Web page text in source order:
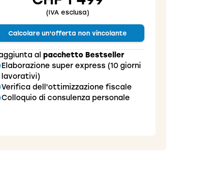
(IVA esclusa)
Calcolare un'offerta non vincolante
al pacchetto Bestseller
Elaborazione super express (10 giorni
lavorativi)
Verifica dell'ottimizzazione fiscale
Colloquio di consulenza personale